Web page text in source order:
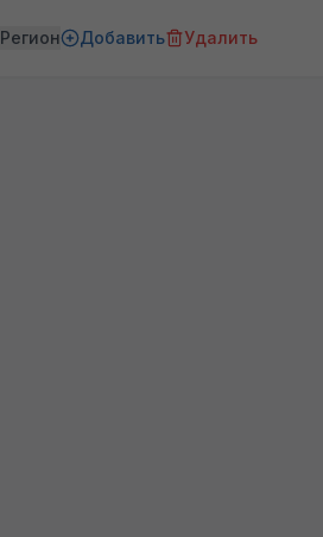
Регион Добавить Удалить